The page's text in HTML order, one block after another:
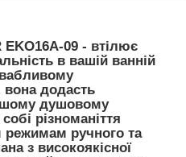
09 - втілює
в вашій ванній
вона додасть
душовому
різноманіття
ручного та
з високоякісної